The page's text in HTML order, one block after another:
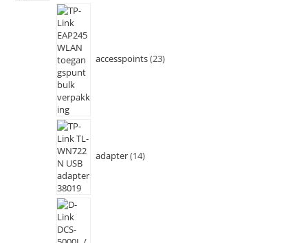
accesspoints 23
adapter 14